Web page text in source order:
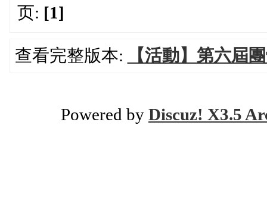
页: [1]
查看完整版本: 【活動】第六屆
Powered by Discuz! X3.5